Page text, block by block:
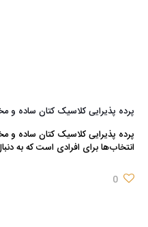
پرده پذیرایی کلاسیک کتان ساده و
پرده پذیرایی کلاسیک کتان ساده و
انتخاب‌ها برای افرادی است که به
0